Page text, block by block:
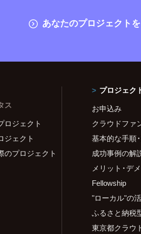
あなたのプロジェクト
ス
ロジェクト
ジェクト
のプロジェクト
プロジェク
お申込み
クラウドファ
基本的な手順
成功事例の解
メリット・デ
Fellowship
"ローカル"の
ふるさと納税
東京都クラウ